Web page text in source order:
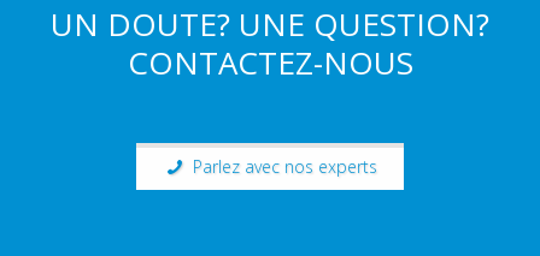
UN DOUTE? UNE QUESTION?
CONTACTEZ-NOUS
Parlez avec nos experts